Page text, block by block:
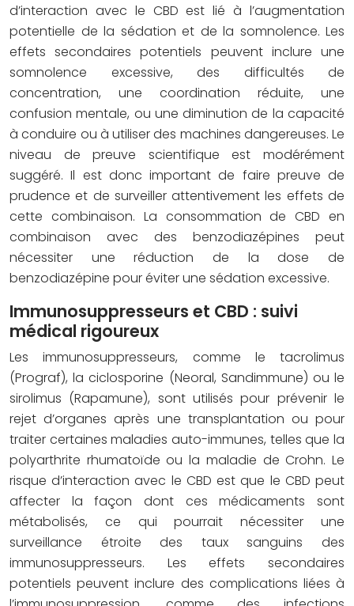
d’interaction avec le CBD est lié à l’augmentation
potentielle de la sédation et de la somnolence. Les
effets secondaires potentiels peuvent inclure une
somnolence excessive, des difficultés de
concentration, une coordination réduite, une
confusion mentale, ou une diminution de la capacité
à conduire ou à utiliser des machines dangereuses. Le
niveau de preuve scientifique est modérément
suggéré. Il est donc important de faire preuve de
prudence et de surveiller attentivement les effets de
cette combinaison. La consommation de CBD en
combinaison avec des benzodiazépines peut
nécessiter une réduction de la dose de
benzodiazépine pour éviter une sédation excessive.
Immunosuppresseurs et CBD : suivi
médical rigoureux
Les immunosuppresseurs, comme le tacrolimus
(Prograf), la ciclosporine (Neoral, Sandimmune) ou le
sirolimus (Rapamune), sont utilisés pour prévenir le
rejet d’organes après une transplantation ou pour
traiter certaines maladies auto-immunes, telles que la
polyarthrite rhumatoïde ou la maladie de Crohn. Le
risque d’interaction avec le CBD est que le CBD peut
affecter la façon dont ces médicaments sont
métabolisés, ce qui pourrait nécessiter une
surveillance étroite des taux sanguins des
immunosuppresseurs. Les effets secondaires
potentiels peuvent inclure des complications liées à